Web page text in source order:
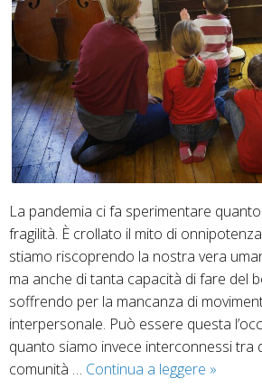
La pandemia ci fa sperimentare
fragilità. È crollato il mito di
stiamo riscoprendo la nostra vera
ma anche di tanta capacità di fare del
soffrendo per la mancanza di
interpersonale. Può essere questa
quanto siamo invece interconnessi tra
comunità … Continua a leggere “Metti
»